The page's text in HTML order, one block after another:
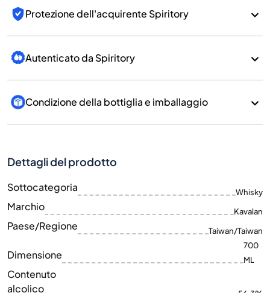
Protezione dell'acquirente Spiritory
Autenticato da Spiritory
Condizione della bottiglia e imballaggio
Dettagli del prodotto
Sottocategoria Whisky
Marchio Kavalan
Paese/Regione Taiwan/Taiwan
Dimensione
700
ML
Contenuto
alcolico